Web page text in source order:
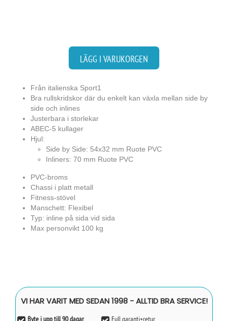
LÄGG I VARUKORGEN
Från italienska Sport1
Bra rullskridskor där du enkelt kan växla mellan side by
side och inlines
Justerbara i storlekar
ABEC-5 kullager
Hjul:
Side by Side: 54x32 mm Ruote PVC
Inliners: 70 mm Ruote PVC
PVC-broms
Chassi i platt metall
Fitness-stövel
Manschett: Flexibel
Typ: inline på sida vid sida
Max personvikt 100 kg
VI HAR VARIT MED SEDAN 1998 - ALLTID BRA SERVICE!
Byte i upp till 90 dagar Full garanti+retur